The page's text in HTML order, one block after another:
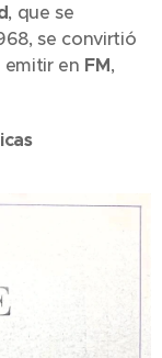
, que se
se convirtió
en FM,